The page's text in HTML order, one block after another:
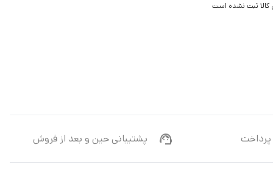
کالا ثبت نشده است
پشتیبانی حین و بعد از فروش